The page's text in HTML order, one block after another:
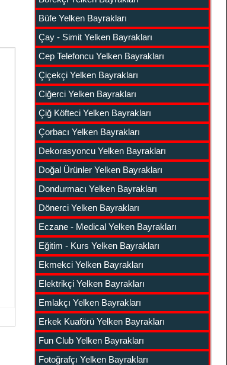
Büfe Yelken Bayrakları
Çay - Simit Yelken Bayrakları
Cep Telefoncu Yelken Bayrakları
Çiçekçi Yelken Bayrakları
Ciğerci Yelken Bayrakları
Çiğ Köfteci Yelken Bayrakları
Çorbacı Yelken Bayrakları
Dekorasyoncu Yelken Bayrakları
Doğal Ürünler Yelken Bayrakları
Dondurmacı Yelken Bayrakları
Dönerci Yelken Bayrakları
Eczane - Medical Yelken Bayrakları
Eğitim - Kurs Yelken Bayrakları
Ekmekci Yelken Bayrakları
Elektrikçi Yelken Bayrakları
Emlakçı Yelken Bayrakları
Erkek Kuaförü Yelken Bayrakları
Fun Club Yelken Bayrakları
Fotoğrafçı Yelken Bayrakları